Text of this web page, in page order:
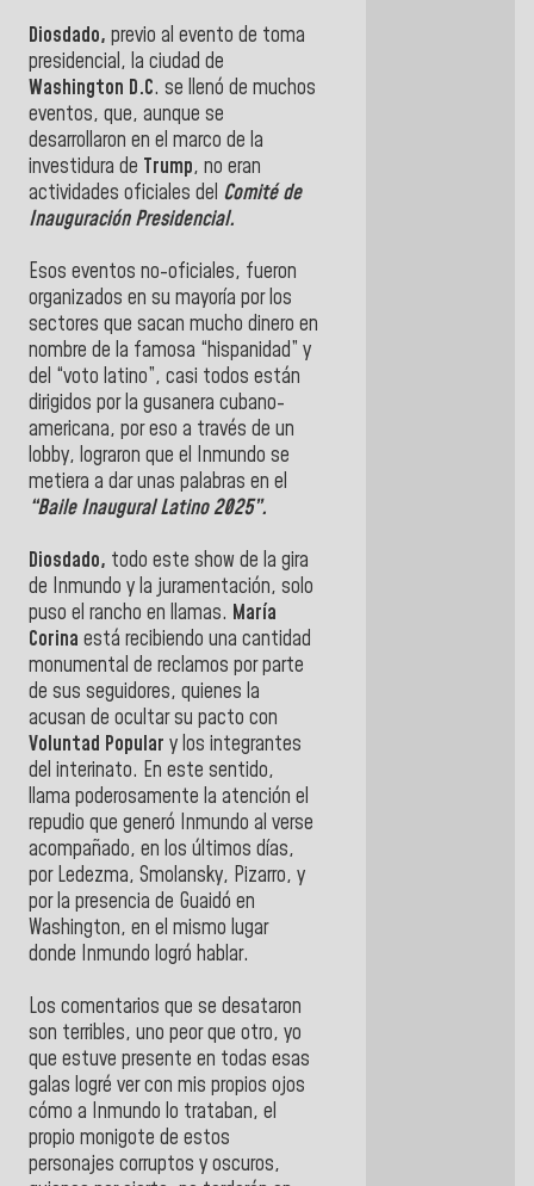
Diosdado, previo al evento de toma
presidencial, la ciudad de
Washington D.C. se llenó de muchos
eventos, que, aunque se
desarrollaron en el marco de la
investidura de Trump, no eran
actividades oficiales del Comité de
Inauguración Presidencial.
Esos eventos no-oficiales, fueron
organizados en su mayoría por los
sectores que sacan mucho dinero en
nombre de la famosa “hispanidad” y
del “voto latino”, casi todos están
dirigidos por la gusanera cubano-
americana, por eso a través de un
lobby, lograron que el Inmundo se
metiera a dar unas palabras en el
“Baile Inaugural Latino 2025”.
Diosdado, todo este show de la gira
de Inmundo y la juramentación, solo
puso el rancho en llamas. María
Corina está recibiendo una cantidad
monumental de reclamos por parte
de sus seguidores, quienes la
acusan de ocultar su pacto con
Voluntad Popular y los integrantes
del interinato. En este sentido,
llama poderosamente la atención el
repudio que generó Inmundo al verse
acompañado, en los últimos días,
por Ledezma, Smolansky, Pizarro, y
por la presencia de Guaidó en
Washington, en el mismo lugar
donde Inmundo logró hablar.
Los comentarios que se desataron
son terribles, uno peor que otro, yo
que estuve presente en todas esas
galas logré ver con mis propios ojos
cómo a Inmundo lo trataban, el
propio monigote de estos
personajes corruptos y oscuros,